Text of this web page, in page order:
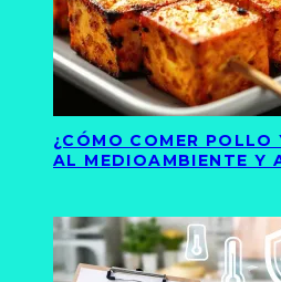
¿CÓMO COMER
AL MEDIOAMBIENTE Y